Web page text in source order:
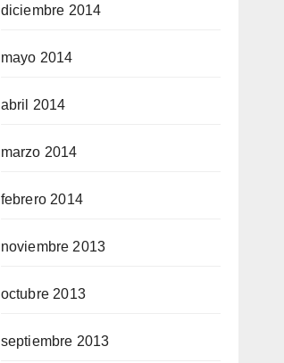
diciembre 2014
mayo 2014
abril 2014
marzo 2014
febrero 2014
noviembre 2013
octubre 2013
septiembre 2013